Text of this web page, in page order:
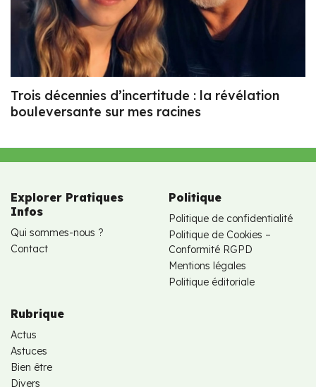
Trois décennies d’incertitude : la révélation
bouleversante sur mes racines
Explorer Pratiques
Infos
Qui sommes-nous ?
Contact
Politique
Politique de confidentialité
Politique de Cookies –
Conformité RGPD
Mentions légales
Politique éditoriale
Rubrique
Actus
Astuces
Bien être
Divers